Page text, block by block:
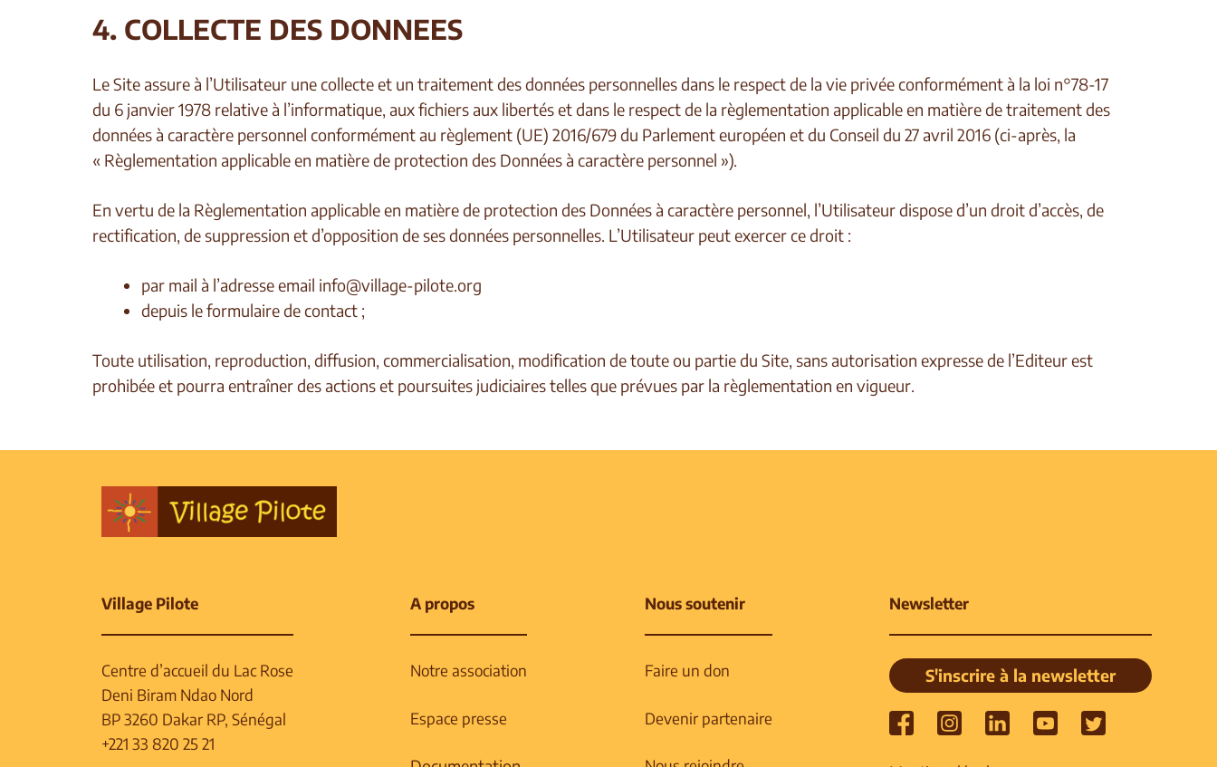
4. COLLECTE DES DONNEES
Le Site assure à l’Utilisateur une collecte et un traitement des données personnelles dans le respect de la vie privée conformément à la loi n°78-17
du 6 janvier 1978 relative à l’informatique, aux fichiers aux libertés et dans le respect de la règlementation applicable en matière de traitement des
données à caractère personnel conformément au règlement (UE) 2016/679 du Parlement européen et du Conseil du 27 avril 2016 (ci-après, la
« Règlementation applicable en matière de protection des Données à caractère personnel »).
En vertu de la Règlementation applicable en matière de protection des Données à caractère personnel, l’Utilisateur dispose d’un droit d’accès, de
rectification, de suppression et d’opposition de ses données personnelles. L’Utilisateur peut exercer ce droit :
par mail à l’adresse email info@village-pilote.org
depuis le formulaire de contact ;
Toute utilisation, reproduction, diffusion, commercialisation, modification de toute ou partie du Site, sans autorisation expresse de l’Editeur est
prohibée et pourra entraîner des actions et poursuites judiciaires telles que prévues par la règlementation en vigueur.
Village Pilote
Centre d’accueil du Lac Rose
Deni Biram Ndao Nord
BP 3260 Dakar RP, Sénégal
+221 33 820 25 21
A propos
Notre association
Espace presse
Nous soutenir
Faire un don
Devenir partenaire
Newsletter
S'inscrire à la newsletter